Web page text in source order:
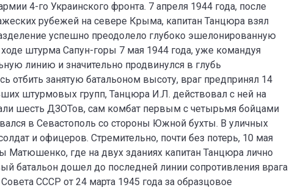
4-го Украинского фронта. 7 апреля 1944 года, после
рубежей на севере Крыма, капитан Танцюра взял
успешно преодолело глубоко эшелонированную
штурма Сапун-горы 7 мая 1944 года, уже командуя
линию и значительно продвинулся в глубь
отбить занятую батальоном высоту, враг предпринял 14
штурмовых групп, Танцюра И.Л. действовал с ней на
шесть ДЗОТов, сам комбат первым с четырьмя бойцами
в Севастополь со стороны Южной бухты. В уличных
и офицеров. Стремительно, почти без потерь, 10 мая
Матюшенко, где на двух зданиях капитан Танцюра лично
батальон дошел до последней линии сопротивления врага
СССР от 24 марта 1945 года за образцовое